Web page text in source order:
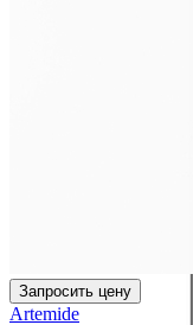
Запросить цену
Artemide